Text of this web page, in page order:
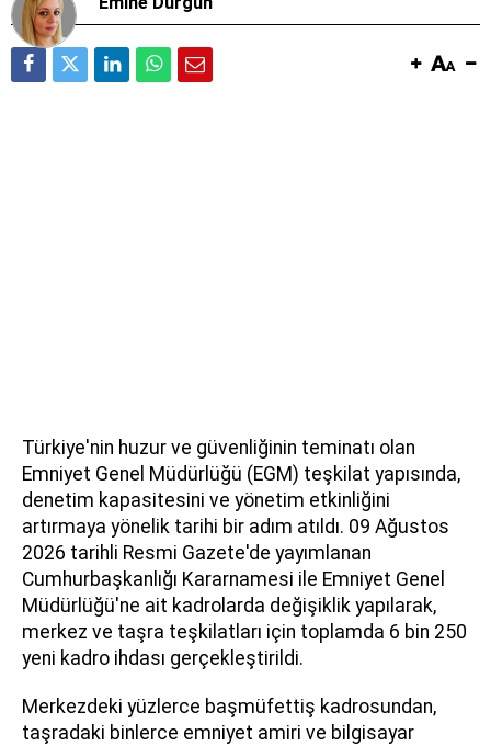
Türkiye'nin huzur ve güvenliğinin teminatı olan
Emniyet Genel Müdürlüğü (EGM) teşkilat yapısında,
denetim kapasitesini ve yönetim etkinliğini
artırmaya yönelik tarihi bir adım atıldı. 09 Ağustos
2026 tarihli Resmi Gazete'de yayımlanan
Cumhurbaşkanlığı Kararnamesi ile Emniyet Genel
Müdürlüğü'ne ait kadrolarda değişiklik yapılarak,
merkez ve taşra teşkilatları için toplamda 6 bin 250
yeni kadro ihdası gerçekleştirildi.
Merkezdeki yüzlerce başmüfettiş kadrosundan,
taşradaki binlerce emniyet amiri ve bilgisayar